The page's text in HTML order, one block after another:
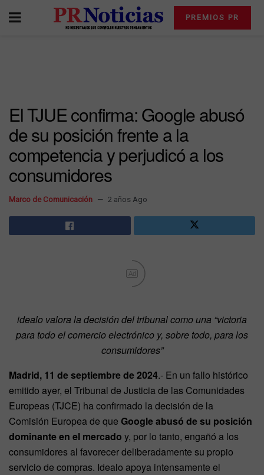
PREMIOS PR
El TJUE confirma: Google abusó
de su posición frente a la
competencia y perjudicó a los
consumidores
Marco de Comunicación 2 años Ago
Ad
idealo valora la decisión del tribunal como una “victoria
para todo el comercio electrónico y, sobre todo, para los
consumidores”
Madrid, 11 de septiembre de 2024.- En un fallo histórico
emitido ayer, el Tribunal de Justicia de las Comunidades
Europeas (TJCE) ha confirmado la decisión de la
Comisión Europea de que Google abusó de su posición
dominante en el mercado y, por lo tanto, engañó a los
consumidores al favorecer deliberadamente su propio
servicio de compras. Idealo apoya intensamente el